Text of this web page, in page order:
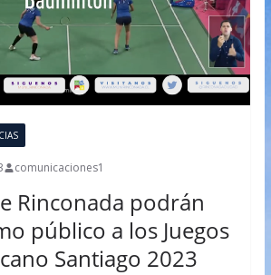
comunicaciones1
Rinconada podrán
público a los Juegos
Santiago 2023